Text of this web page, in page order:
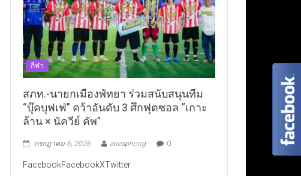
กีฬา
สภท.-นายกเมืองพัทยา ร่วมสนับสนุนทีม
“บุ๊คบุฟเฟ่” คว้าอันดับ 3 ศึกฟุตซอล “เกาะ
ล้าน × นัควีย์ คัพ”
กรกฎาคม 6, 2026 aneaphong 0
FacebookFacebookXTwitter